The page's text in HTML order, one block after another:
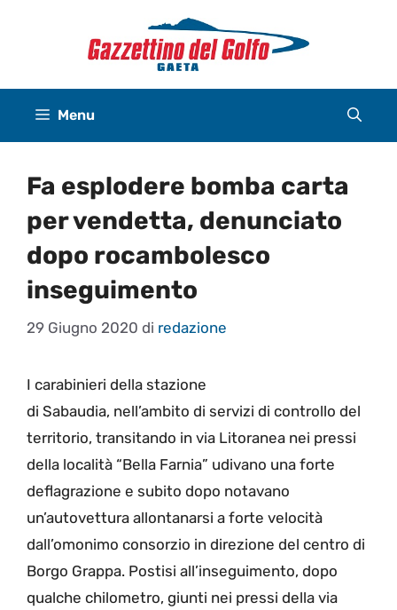
Menu
Fa esplodere bomba carta
per vendetta, denunciato
dopo rocambolesco
inseguimento
29 Giugno 2020 di redazione
I carabinieri della stazione
di Sabaudia, nell’ambito di servizi di controllo del
territorio, transitando in via Litoranea nei pressi
della località “Bella Farnia” udivano una forte
deflagrazione e subito dopo notavano
un’autovettura allontanarsi a forte velocità
dall’omonimo consorzio in direzione del centro di
Borgo Grappa. Postisi all’inseguimento, dopo
qualche chilometro, giunti nei pressi della via